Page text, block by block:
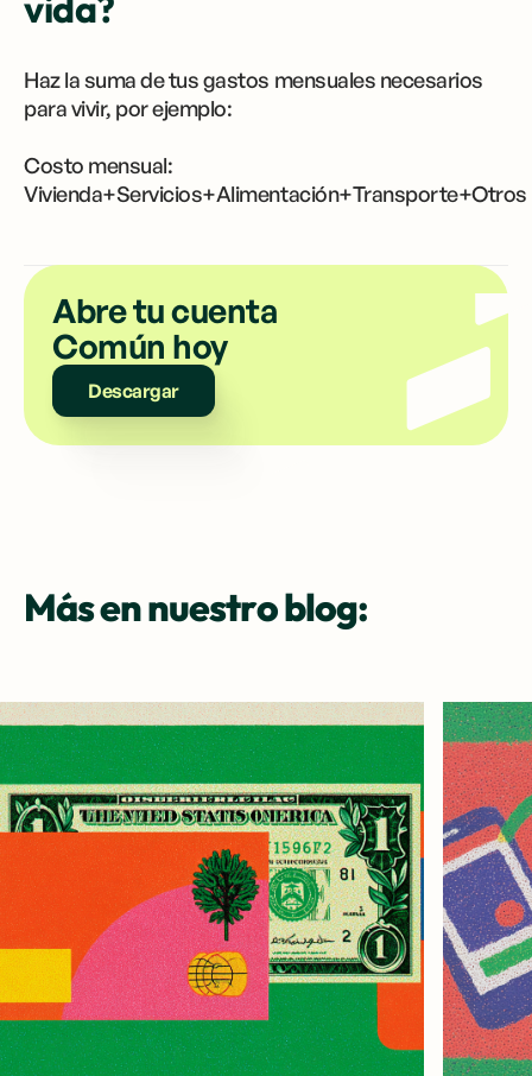
Haz la suma de tus gastos mensuales necesarios
para vivir, por ejemplo:
Costo mensual:
Vivienda+Servicios+Alimentación+Transporte+Otros
Abre tu cuenta
Común hoy
Descargar
Más en nuestro blog: